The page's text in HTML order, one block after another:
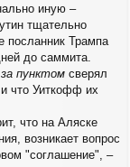
иную –
тщательно
посланник Трампа
до саммита.
пунктом сверял
что Уиткофф их
что на Аляске
возникает вопрос
"соглашение", –